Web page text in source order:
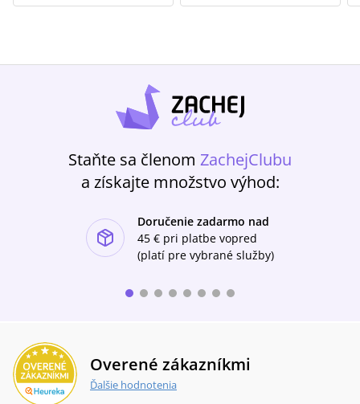
Staňte sa členom ZachejClubu
a získajte množstvo výhod:
Doručenie zadarmo nad
45 € pri platbe vopred
(platí pre vybrané služby)
Overené zákazníkmi
Ďalšie hodnotenia